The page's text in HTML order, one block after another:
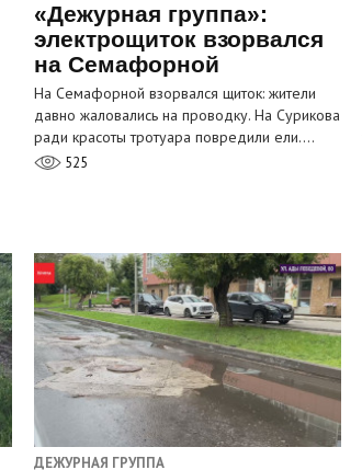
«Дежурная группа»:
электрощиток взорвался
на Семафорной
На Семафорной взорвался щиток: жители
давно жаловались на проводку. На Сурикова
ради красоты тротуара повредили ели.…
525
ДЕЖУРНАЯ ГРУППА